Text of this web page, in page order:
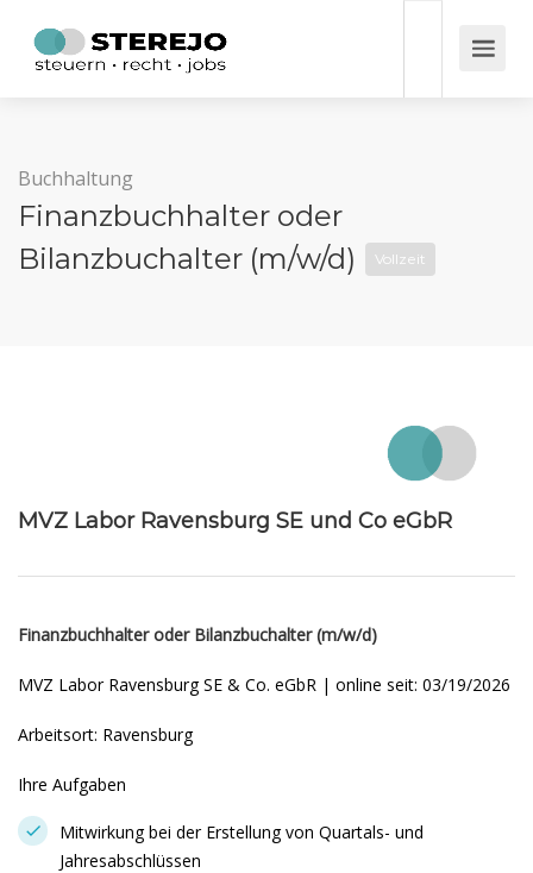
Buchhaltung
Finanzbuchhalter oder
Bilanzbuchalter (m/w/d)
Vollzeit
MVZ Labor Ravensburg SE und Co eGbR
Finanzbuchhalter oder Bilanzbuchalter (m/w/d)
MVZ Labor Ravensburg SE & Co. eGbR | online seit: 03/19/2026
Arbeitsort: Ravensburg
Ihre Aufgaben
Mitwirkung bei der Erstellung von Quartals- und
Jahresabschlüssen